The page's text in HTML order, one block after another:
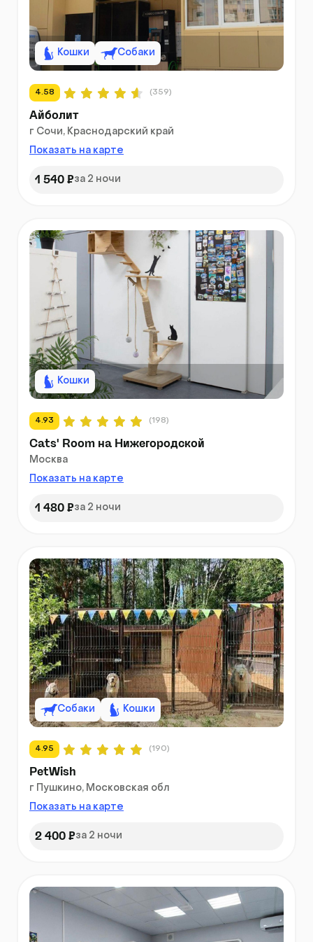
Кошки Собаки
4.58 (359)
Айболит
г Сочи, Краснодарский край
Показать на карте
1 540 ₽за 2 ночи
Кошки
4.93 (198)
Cats' Room на Нижегородской
Москва
Показать на карте
1 480 ₽за 2 ночи
Собаки Кошки
4.95 (190)
PetWish
г Пушкино, Московская обл
Показать на карте
2 400 ₽за 2 ночи